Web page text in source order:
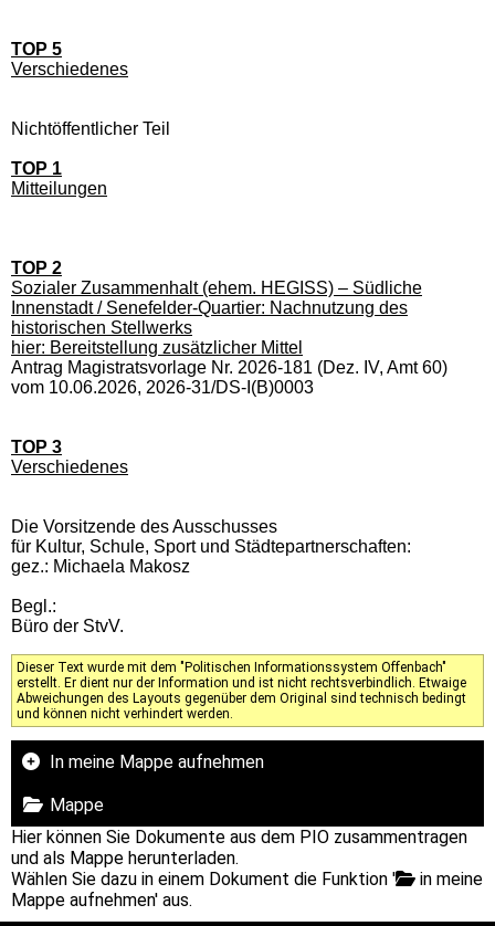
TOP 5
Verschiedenes
Nichtöffentlicher Teil
TOP 1
Mitteilungen
TOP 2
Sozialer Zusammenhalt (ehem. HEGISS) – Südliche
Innenstadt / Senefelder-Quartier: Nachnutzung des
historischen Stellwerks
hier: Bereitstellung zusätzlicher Mittel
Antrag Magistratsvorlage Nr. 2026-181 (Dez. IV, Amt 60)
vom 10.06.2026, 2026-31/DS-I(B)0003
TOP 3
Verschiedenes
Die Vorsitzende des Ausschusses
für Kultur, Schule, Sport und Städtepartnerschaften:
gez.: Michaela Makosz
Begl.:
Büro der StvV.
Dieser Text wurde mit dem "Politischen Informationssystem Offenbach"
erstellt. Er dient nur der Information und ist nicht rechtsverbindlich. Etwaige
Abweichungen des Layouts gegenüber dem Original sind technisch bedingt
und können nicht verhindert werden.
In meine Mappe aufnehmen
Mappe
Hier können Sie Dokumente aus dem PIO zusammentragen
und als Mappe herunterladen.
Wählen Sie dazu in einem Dokument die Funktion '
in meine
Mappe aufnehmen' aus.